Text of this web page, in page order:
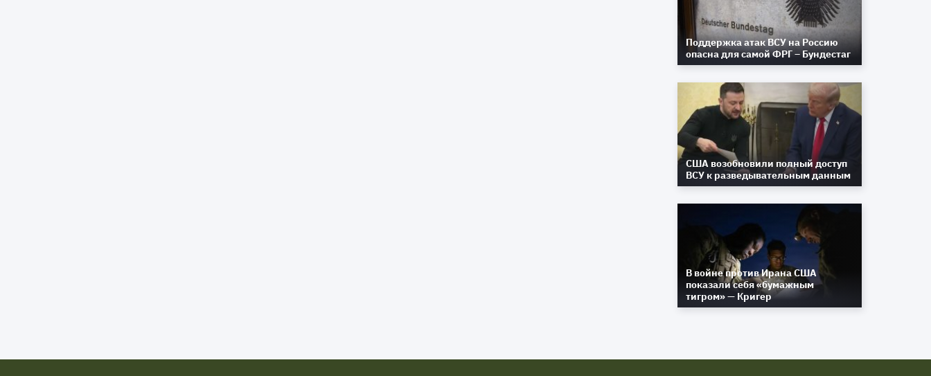
Поддержка атак ВСУ на Россию
опасна для самой ФРГ – Бундестаг
США возобновили полный доступ
ВСУ к разведывательным данным
В войне против Ирана США
показали себя «бумажным
тигром» — Кригер